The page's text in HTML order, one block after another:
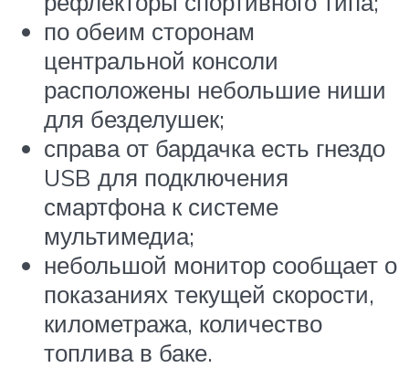
по обеим сторонам
центральной консоли
расположены небольшие ниши
для безделушек;
справа от бардачка есть гнездо
USB для подключения
смартфона к системе
мультимедиа;
небольшой монитор сообщает о
показаниях текущей скорости,
километража, количество
топлива в баке.